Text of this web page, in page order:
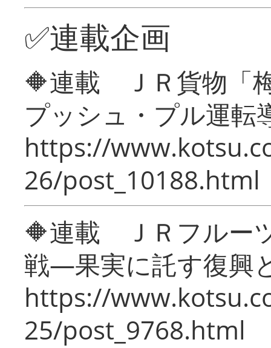
✅連載企画
🔶連載 ＪＲ貨物「
プッシュ・プル運転
https://
26/post_10188.html
🔶連載 ＪＲフルー
戦―果実に託す復興
https://
25/post_9768.html